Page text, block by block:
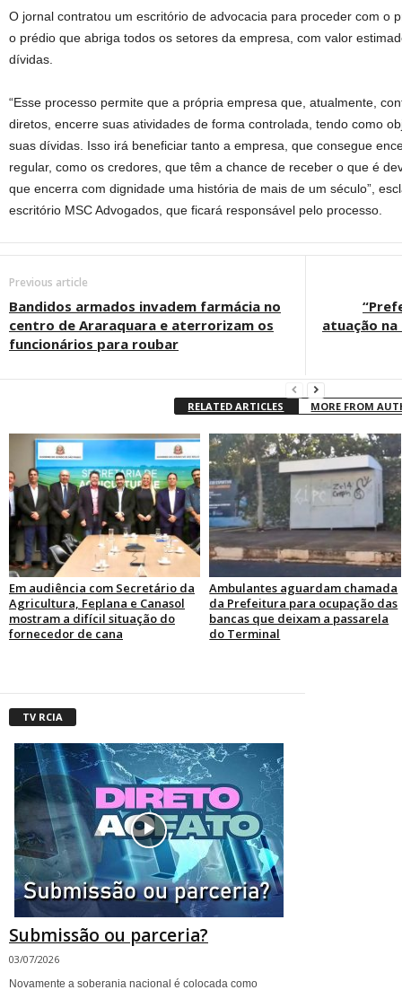
O jornal contratou um escritório de advocacia para proceder com o
o prédio que abriga todos os setores da empresa, com valor
dívidas.
“Esse processo permite que a própria empresa que, atualmente,
diretos, encerre suas atividades de forma controlada, tendo como
suas dívidas. Isso irá beneficiar tanto a empresa, que consegue
regular, como os credores, que têm a chance de receber o que é
que encerra com dignidade uma história de mais de um século”,
escritório MSC Advogados, que ficará responsável pelo processo.
Previous article
Bandidos armados invadem farmácia no
centro de Araraquara e aterrorizam os
funcionários para roubar
atuação na
RELATED ARTICLES MORE FROM
Em audiência com Secretário da
Agricultura, Feplana e Canasol
mostram a difícil situação do
fornecedor de cana
Ambulantes aguardam chamada
da Prefeitura para ocupação das
bancas que deixam a passarela
do Terminal
TV RCIA
Submissão ou parceria?
03/07/2026
Novamente a soberania nacional é colocada como